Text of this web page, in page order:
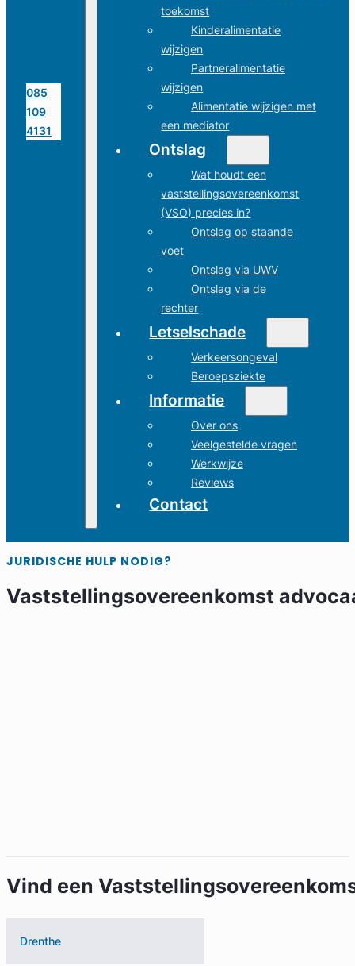
085
109
4131
toekomst
Kinderalimentatie
wijzigen
Partneralimentatie
wijzigen
Alimentatie wijzigen met
een mediator
Ontslag
Wat houdt een
vaststellingsovereenkomst
(VSO) precies in?
Ontslag op staande
voet
Ontslag via UWV
Ontslag via de
rechter
Letselschade
Verkeersongeval
Beroepsziekte
Informatie
Over ons
Veelgestelde vragen
Werkwijze
Reviews
Contact
JURIDISCHE HULP NODIG?
Vaststellingsovereenkomst
Vind een
Drenthe